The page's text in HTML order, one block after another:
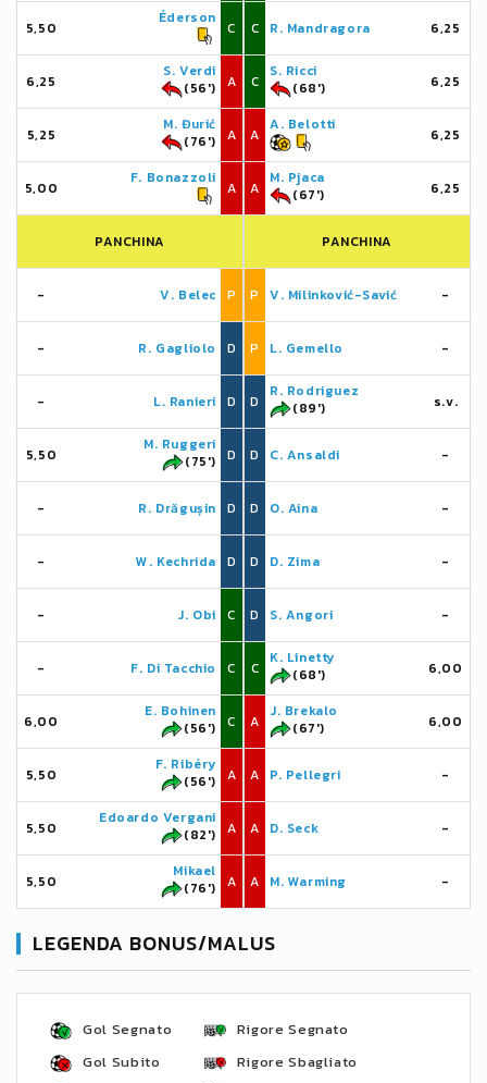
5,50
Éderson
C
6,25
S. Verdi
(56')
A
5,25
M. Đurić
(76')
A
5,00
F. Bonazzoli
A
PANCHINA
- V. Belec P
- R. Gagliolo D
- L. Ranieri D
5,50
M. Ruggeri
(75')
D
- R. Drăgușin D
- W. Kechrida D
- J. Obi C
- F. Di Tacchio C
6,00
E. Bohinen
(56')
C
5,50
F. Ribéry
(56')
A
5,50
Edoardo Vergani
(82')
A
5,50
Mikael
(76')
A
C R. Mandragora 6,25
C
S. Ricci
(68')
6,25
A
A. Belotti
6,25
A
M. Pjaca
(67')
6,25
PANCHINA
P V. Milinković-Savić -
P L. Gemello -
D
R. Rodriguez
(89')
s.v.
D C. Ansaldi -
D O. Aina -
D D. Zima -
D S. Angori -
C
K. Linetty
(68')
6,00
A
J. Brekalo
(67')
6,00
A P. Pellegri -
A D. Seck -
A M. Warming -
LEGENDA BONUS/MALUS
Gol Segnato
Gol Subito
Rigore Segnato
Rigore Sbagliato